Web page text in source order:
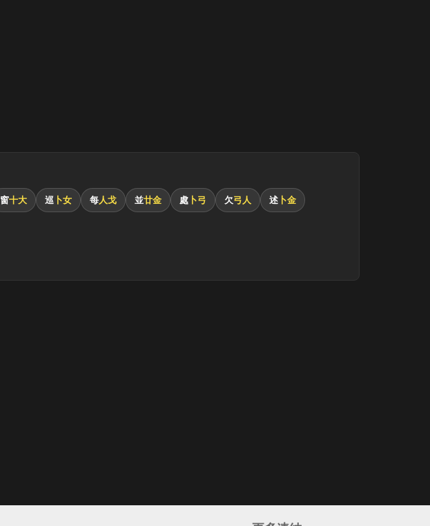
窗十大 巡 卜女 每人戈 並廿金 處 卜弓 欠弓人 述 卜金